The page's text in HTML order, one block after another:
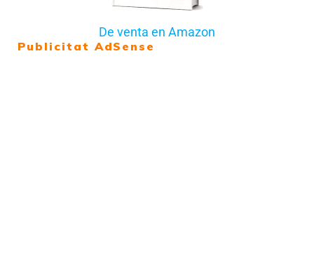
De venta en Amazon
Publicitat AdSense